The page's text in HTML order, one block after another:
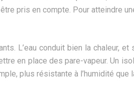
pris en compte. Pour atteindre
L’eau conduit bien la
en place des pare-vapeur. Un
plus résistante à l’humidité que